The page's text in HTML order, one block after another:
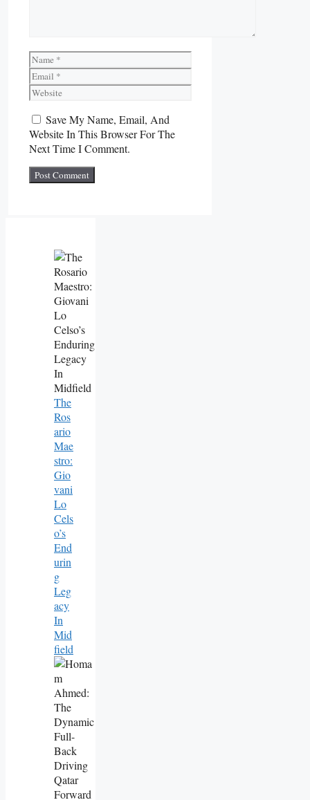
Name
Email
Website
Save My Name, Email, And
Website In This Browser For The
Next Time I Comment.
The
Ros
Ario
Mae
Stro:
Gio
Vani
Lo
Cels
O’s
End
Urin
G
Leg
Acy
In
Mid
Field